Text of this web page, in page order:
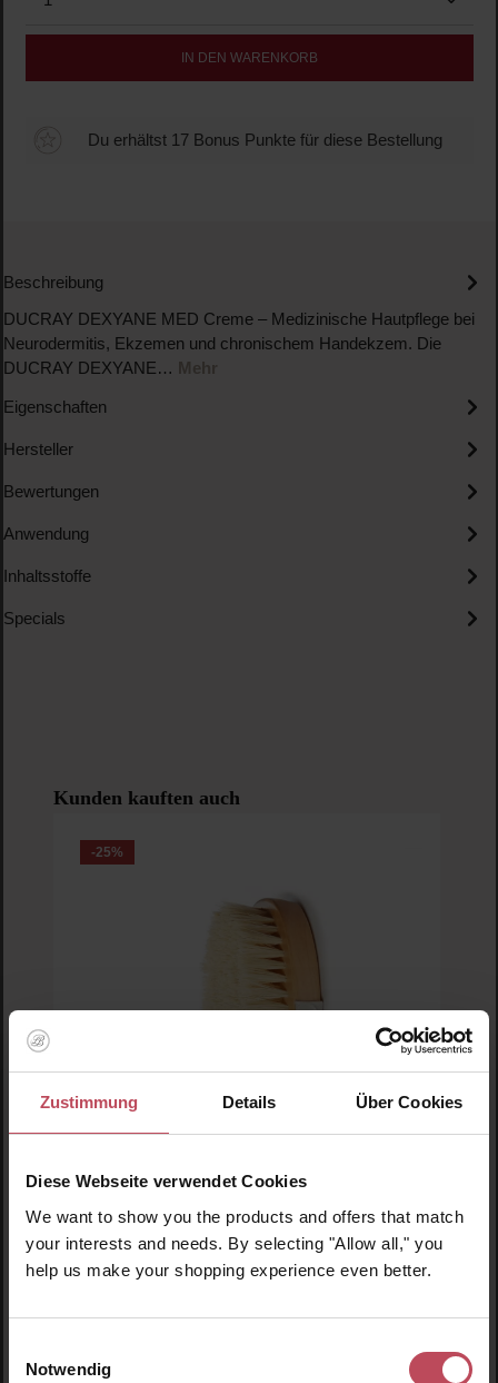
Zustimmung Details Über Cookies
Diese Webseite verwendet Cookies
We want to show you the products and offers that match
your interests and needs. By selecting "Allow all," you
help us make your shopping experience even better.
Notwendig
IN DEN WARENKORB
Du erhältst 17 Bonus Punkte für diese Bestellung
Beschreibung
DUCRAY DEXYANE MED Creme – Medizinische Hautpflege bei
Neurodermitis, Ekzemen und chronischem Handekzem. Die
DUCRAY DEXYANE… Mehr
Eigenschaften
Hersteller
Bewertungen
Anwendung
Inhaltsstoffe
Specials
Produktgalerie überspringen
Kunden kauften auch
-25%
Goldi Body
Dry Body Brush
Körperbürste